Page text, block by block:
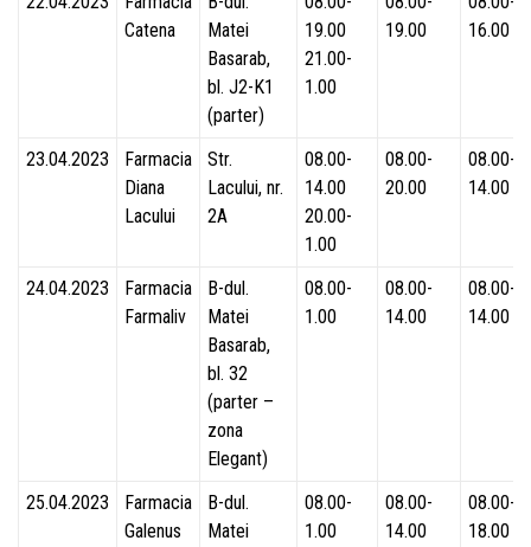
Catena
Matei
Basarab,
bl. J2-K1
(parter)
19.00
21.00-
1.00
19.00
16.00
23.04.2023
Farmacia
Diana
Lacului
Str.
Lacului, nr.
2A
08.00-
14.00
20.00-
1.00
08.00-
20.00
08.00-
14.00
24.04.2023
Farmacia
Farmaliv
B-dul.
Matei
Basarab,
bl. 32
(parter –
zona
Elegant)
08.00-
1.00
08.00-
14.00
08.00-
14.00
25.04.2023
Farmacia
Galenus
B-dul.
Matei
08.00-
1.00
08.00-
14.00
08.00-
18.00